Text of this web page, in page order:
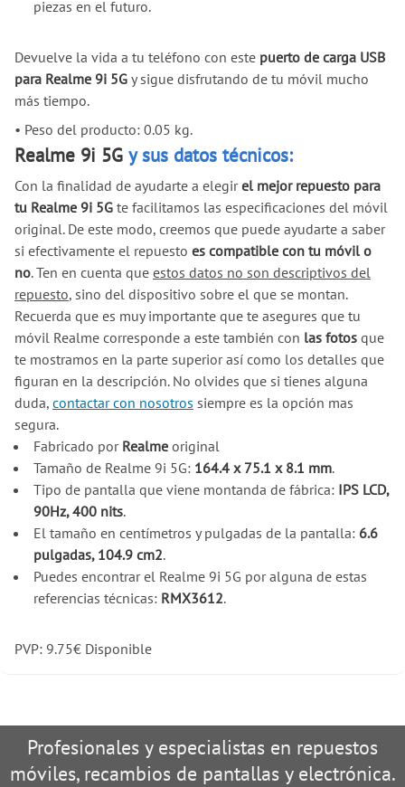
piezas en el futuro.
Devuelve la vida a tu teléfono con este puerto de carga USB
para Realme 9i 5G y sigue disfrutando de tu móvil mucho
más tiempo.
• Peso del producto: 0.05 kg.
Realme 9i 5G y sus datos técnicos:
Con la finalidad de ayudarte a elegirel mejor repuesto para
tu Realme 9i 5G te facilitamos las especificaciones del móvil
original. De este modo, creemos que puede ayudarte a saber
si efectivamente el repuesto es compatible con tu móvil o
no. Ten en cuenta que estos datos no son descriptivos del
repuesto, sino del dispositivo sobre el que se montan.
Recuerda que es muy importante que te asegures que tu
móvil Realme corresponde a este también con las fotos que
te mostramos en la parte superior así como los detalles que
figuran en la descripción. No olvides que si tienes alguna
duda, contactar con nosotros siempre es la opción mas
segura.
Fabricado por Realmeoriginal
Tamaño de Realme 9i 5G: 164.4 x 75.1 x 8.1 mm.
Tipo de pantalla que viene montanda de fábrica: IPS LCD,
90Hz, 400 nits.
El tamaño en centímetros y pulgadas de la pantalla: 6.6
pulgadas, 104.9 cm2.
Puedes encontrar el Realme 9i 5G por alguna de estas
referencias técnicas: RMX3612.
PVP: 9.75€ Disponible
Profesionales y especialistas en repuestos
móviles, recambios de pantallas y electrónica.